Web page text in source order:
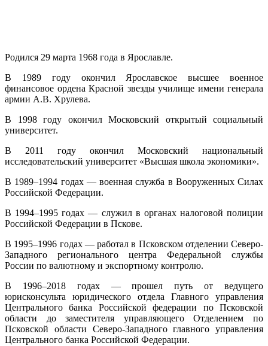
Родился 29 марта 1968 года в Ярославле.
В 1989 году окончил Ярославское высшее военное
финансовое ордена Красной звезды училище имени генерала
армии А.В. Хрулева.
В 1998 году окончил Московский открытый социальный
университет.
В 2011 году окончил Московский национальный
исследовательский университет «Высшая школа экономики».
В 1989–1994 годах — военная служба в Вооруженных Силах
Российской Федерации.
В 1994–1995 годах — служил в органах налоговой полиции
Российской Федерации в Пскове.
В 1995–1996 годах — работал в Псковском отделении Северо-
Западного регионального центра Федеральной службы
России по валютному и экспортному контролю.
В 1996–2018 годах — прошел путь от ведущего
юрисконсульта юридического отдела Главного управления
Центрального банка Российской федерации по Псковской
области до заместителя управляющего Отделением по
Псковской области Северо-Западного главного управления
Центрального банка Российской Федерации.